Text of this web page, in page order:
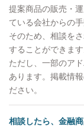
要因も分析
【投資教育
えていた経
ご令嬢に対
ります。
から思って
えします。
提案商品の販売・
ている会社からの
そのため、相談を
することができます
ただし、一部のア
あります。掲載情
ださい。
相談したら、金融